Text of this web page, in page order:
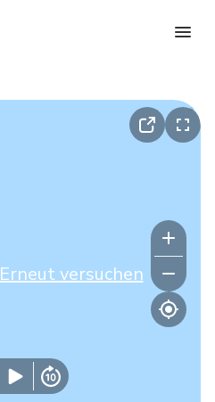
Erneut versuchen